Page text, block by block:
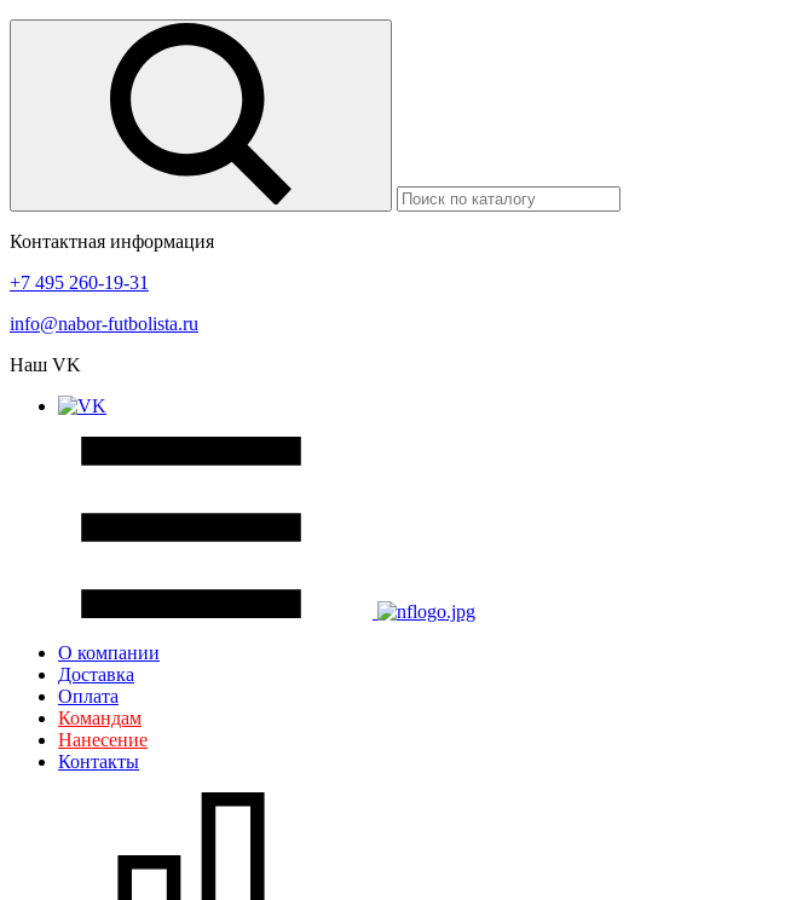
Контактная информация
+7 495 260-19-31
info@nabor-futbolista.ru
Наш VK
О компании
Доставка
Оплата
Командам
Нанесение
Контакты